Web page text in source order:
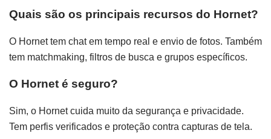
Quais são os principais recursos do Hornet?
O Hornet tem chat em tempo real e envio de fotos. Também
tem matchmaking, filtros de busca e grupos específicos.
O Hornet é seguro?
Sim, o Hornet cuida muito da segurança e privacidade.
Tem perfis verificados e proteção contra capturas de tela.